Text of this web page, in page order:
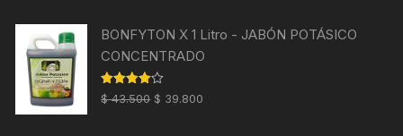
BONFYTON X 1 Litro - JABÓN POTÁSICO
CONCENTRADO
Valorado
con 4.00
$43.500 El
$ 39.800